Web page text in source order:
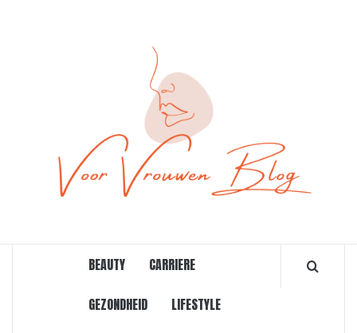
BEAUTY CARRIERE
GEZONDHEID LIFESTYLE